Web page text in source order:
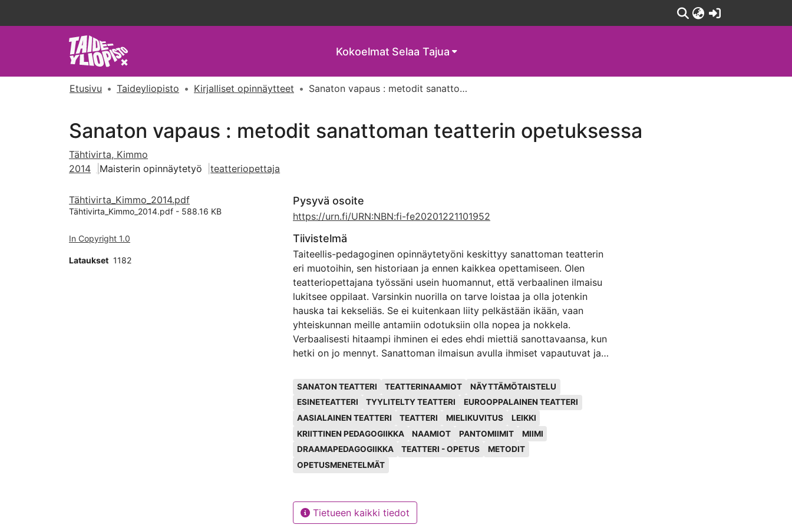
Kokoelmat Selaa Tajua
Etusivu Taideyliopisto Kirjalliset opinnäytteet Sanaton vapaus : metodit sanattoman teatterin opetuksessa
Sanaton vapaus : metodit sanattoman teatterin opetuksessa
Tähtivirta, Kimmo
2014
Maisterin opinnäytetyö teatteriopettaja
Tähtivirta_Kimmo_2014.pdf
Tähtivirta_Kimmo_2014.pdf - 588.16 KB
In Copyright 1.0
Lataukset 1182
Pysyvä osoite
https://urn.fi/URN:NBN:fi-fe20201221101952
Tiivistelmä
Taiteellis-pedagoginen opinnäytetyöni keskittyy sanattoman teatterin
eri muotoihin, sen historiaan ja ennen kaikkea opettamiseen. Olen
teatteriopettajana työssäni usein huomannut, että verbaalinen ilmaisu
lukitsee oppilaat. Varsinkin nuorilla on tarve loistaa ja olla jotenkin
hauska tai kekseliäs. Se ei kuitenkaan liity pelkästään ikään, vaan
yhteiskunnan meille antamiin odotuksiin olla nopea ja nokkela.
Verbaalisesti hitaampi ihminen ei edes ehdi miettiä sanottavaansa, kun
hetki on jo mennyt. Sanattoman ilmaisun avulla ihmiset vapautuvat ja
kaikkien keskinäisestä vuorovaikutuksesta. Mielikuvitus, mielikuvat ja
unohdeta. Pyrin sanallistamaan sanattoman teatterin opetusta. Sanat ja
sanattomuus eivät mielestäni sulje toisiaan pois. Ehkä olisikin aika
nivoa ne yhteen. Opinnäytetyössäni käsittelen sanatonta teatteria,
mutta en mitenkään väheksy tekstiin ja sanoihin perustuvaa teatteria.
kieleen. Siksi tuon esille kirjallisuuden kautta fyysisiin tekoihin
perustuvien teatterintekijöiden ajatuksia. Opinnäytetyössäni pohdin
SANATON TEATTERI TEATTERINAAMIOT
NÄYTTÄMÖTAISTELU
ESINETEATTERI
TYYLITELTY TEATTERI
EUROOPPALAINEN TEATTERI
AASIALAINEN TEATTERI
TEATTERI MIELIKUVITUS
LEIKKI
KRIITTINEN PEDAGOGIIKKA
NAAMIOT PANTOMIIMIT
MIIMI
DRAAMAPEDAGOGIIKKA
TEATTERI - OPETUS
METODIT
OPETUSMENETELMÄT
Tietueen kaikki tiedot